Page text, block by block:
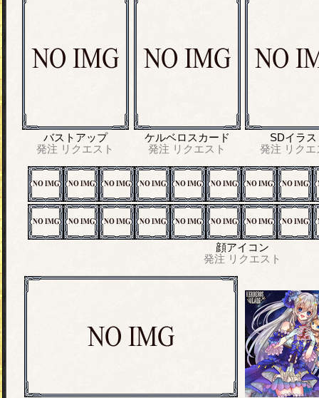
バストアップ
発注 リクエスト
ケルベロスカード
発注 リクエスト
SDイラス
発注 リク
顔アイコン
発注 リクエスト